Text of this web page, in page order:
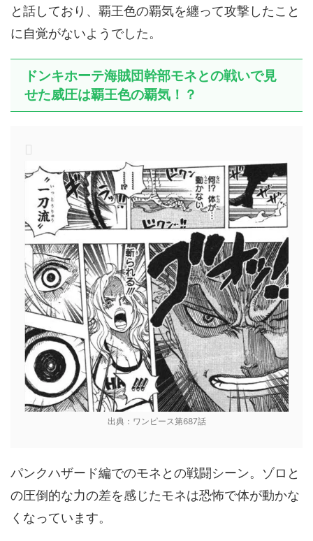
と話しており、覇王色の覇気を纏って攻撃したこと
に自覚がないようでした。
ドンキホーテ海賊団幹部モネとの戦いで見
せた威圧は覇王色の覇気！？
出典：ワンピース第687話
パンクハザード編でのモネとの戦闘シーン。ゾロと
の圧倒的な力の差を感じたモネは恐怖で体が動かな
くなっています。